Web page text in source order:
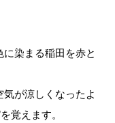
に染まる稲田を赤と
が涼しくなったよ
覚えます。